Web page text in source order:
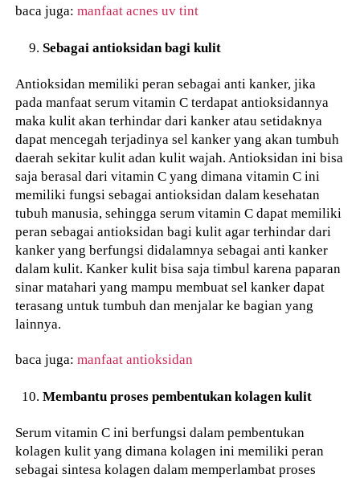
baca juga:manfaat acnes uv tint
Sebagai antioksidan bagi kulit
Antioksidan memiliki peran sebagai anti kanker, jika
pada manfaat serum vitamin C terdapat antioksidannya
maka kulit akan terhindar dari kanker atau setidaknya
dapat mencegah terjadinya sel kanker yang akan tumbuh
daerah sekitar kulit adan kulit wajah. Antioksidan ini bisa
saja berasal dari vitamin C yang dimana vitamin C ini
memiliki fungsi sebagai antioksidan dalam kesehatan
tubuh manusia, sehingga serum vitamin C dapat memiliki
peran sebagai antioksidan bagi kulit agar terhindar dari
kanker yang berfungsi didalamnya sebagai anti kanker
dalam kulit. Kanker kulit bisa saja timbul karena paparan
sinar matahari yang mampu membuat sel kanker dapat
terasang untuk tumbuh dan menjalar ke bagian yang
lainnya.
baca juga:manfaat antioksidan
Membantu proses pembentukan kolagen kulit
Serum vitamin C ini berfungsi dalam pembentukan
kolagen kulit yang dimana kolagen ini memiliki peran
sebagai sintesa kolagen dalam memperlambat proses